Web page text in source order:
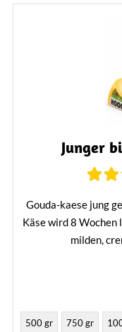
Junger
Gouda-kaese jung
Käse wird 8 Wochen
milden,
500 gr 750 gr